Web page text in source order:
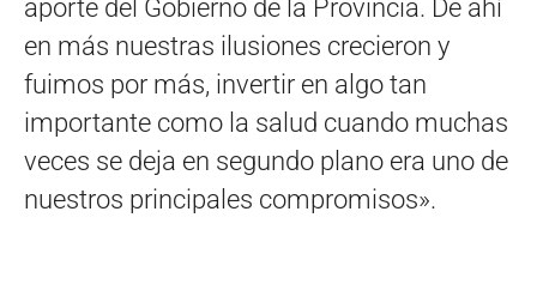
aporte del Gobierno de la Provincia. De ahí
en más nuestras ilusiones crecieron y
fuimos por más, invertir en algo tan
importante como la salud cuando muchas
veces se deja en segundo plano era uno de
nuestros principales compromisos».